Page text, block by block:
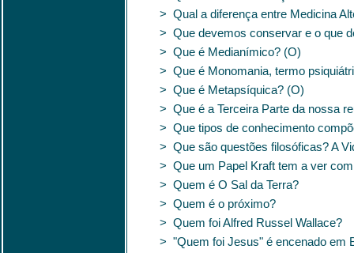
> Qual a diferença entre Medicina
> Que devemos conservar e o que
> Que é Medianímico? (O)
> Que é Monomania, termo
> Que é Metapsíquica? (O)
> Que é a Terceira Parte da nossa
> Que tipos de conhecimento
> Que são questões filosóficas? A
> Que um Papel Kraft tem a ver
> Quem é O Sal da Terra?
> Quem é o próximo?
> Quem foi Alfred Russel Wallace?
> "Quem foi Jesus" é encenado em